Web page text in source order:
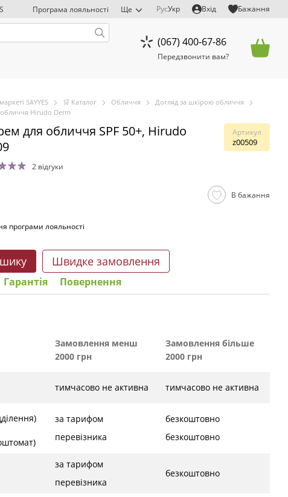
Програма лояльності Ще РусУкр Вхід Бажання
(067) 400-67-86
Передзвонити вам?
SAYYES 🛒 Каталог Обличчя
Догляд за шкірою обличчя
Hirudo Derm
для обличчя SPF 50+, Hirudo
Артикул
z00509
2 відгуки
В бажання
програми лояльності
Швидке замовлення
Гарантія Повернення
Замовлення менш
2000 грн
Замовлення більше
2000 грн
тимчасово не активна тимчасово не активна
за тарифом
перевізника
безкоштовно
безкоштовно
за тарифом
перевізника
безкоштовно